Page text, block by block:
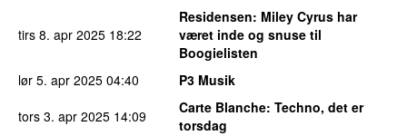
tirs 8. apr 2025 18:22
Residensen: Miley Cyrus har
været inde og snuse til
Boogielisten
lør 5. apr 2025 04:40
P3 Musik
tors 3. apr 2025 14:09 Carte Blanche: Techno, det er
torsdag